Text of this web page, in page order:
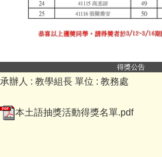
得獎公告
承辦人 : 教學組長 單位 : 教務處
本土語抽獎活動得獎名單.pdf